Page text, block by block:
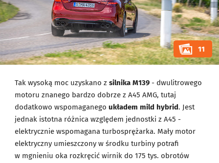
11
Tak wysoką moc uzyskano z silnika M139 - dwulitrowego
motoru znanego bardzo dobrze z A45 AMG, tutaj
dodatkowo wspomaganego układem mild hybrid. Jest
jednak istotna różnica względem jednostki z A45 -
elektrycznie wspomagana turbosprężarka. Mały motor
elektryczny umieszczony w środku turbiny potrafi
w mgnieniu oka rozkręcić wirnik do 175 tys. obrotów